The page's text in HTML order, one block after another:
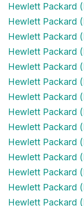
Hewlett Packard
Hewlett Packard
Hewlett Packard
Hewlett Packard
Hewlett Packard
Hewlett Packard
Hewlett Packard
Hewlett Packard
Hewlett Packard
Hewlett Packard
Hewlett Packard
Hewlett Packard
Hewlett Packard
Hewlett Packard